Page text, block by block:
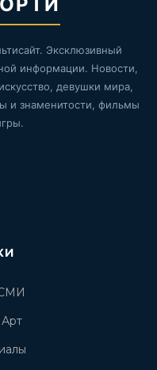
Эксклюзивный
информации. Новости,
девушки мира,
и знаменитости, фильмы
Арт